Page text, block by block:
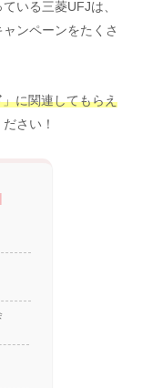
いる三菱UFJは、
ンペーンをたくさ
」に関連してもらえ
さい！